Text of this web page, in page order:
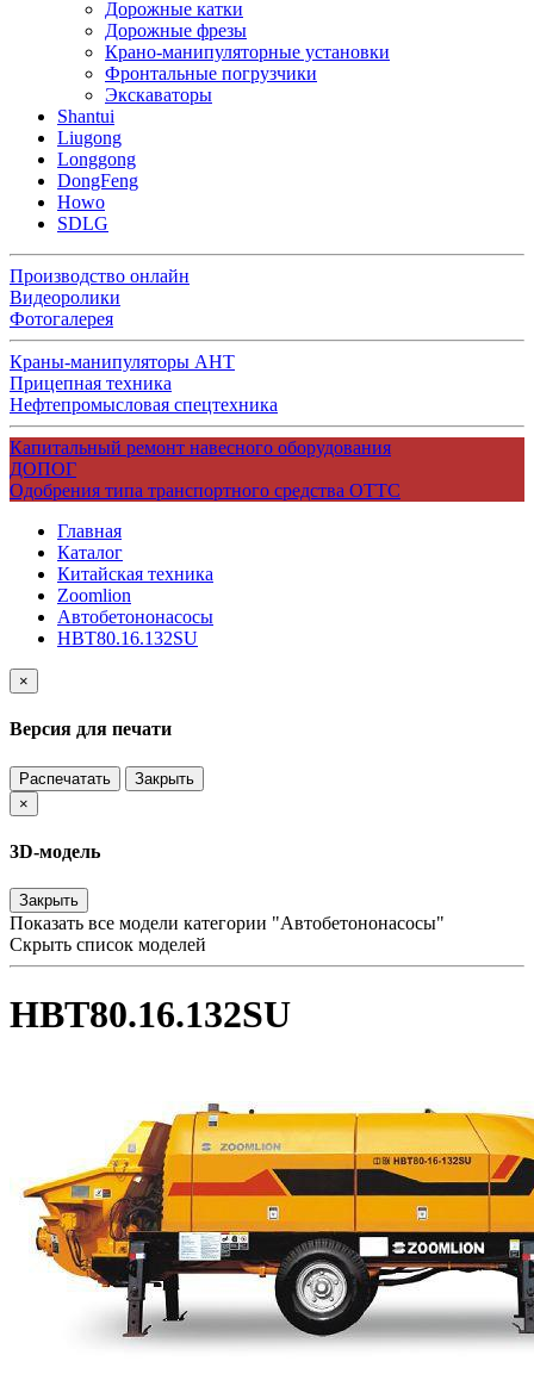
Дорожные катки
Дорожные фрезы
Крано-манипуляторные установки
Фронтальные погрузчики
Экскаваторы
Shantui
Liugong
Longgong
DongFeng
Howo
SDLG
Производство онлайн
Видеоролики
Фотогалерея
Краны-манипуляторы АНТ
Прицепная техника
Нефтепромысловая спецтехника
Капитальный ремонт навесного оборудования
ДОПОГ
Одобрения типа транспортного средства ОТТС
Главная
Каталог
Китайская техника
Zoomlion
Автобетононасосы
HBT80.16.132SU
×
Версия для печати
Распечатать
Закрыть
×
3D-модель
Закрыть
Показать все модели категории "Автобетононасосы"
Скрыть список моделей
HBT80.16.132SU